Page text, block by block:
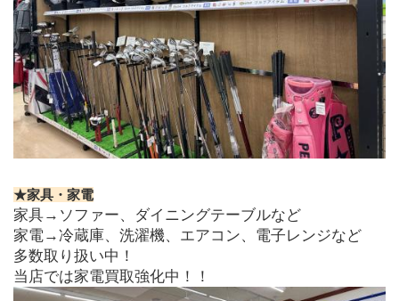
★家具・家電
家具→ソファー、ダイニングテーブルなど
家電→冷蔵庫、洗濯機、エアコン、電子レンジなど
多数取り扱い中！
当店では家電買取強化中！！